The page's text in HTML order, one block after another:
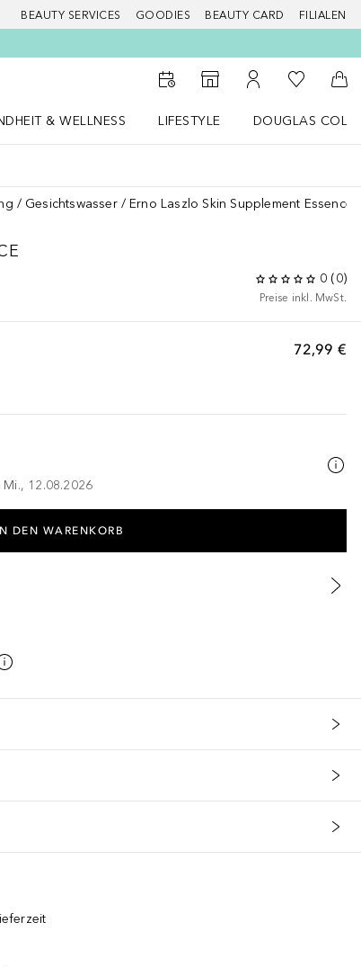
BEAUTY SERVICES GOODIES BEAUTY CARD FILIALEN
Zum Storefinder
Zu Meinem
Zu Meiner
& WELLNESS
LIFESTYLE
DOUGLAS
Gesichtswasser Erno Laszlo Skin Supplement Essence
0 (0)
Preise inkl. MwSt.
72,99 €
12.08.2026
DEN WARENKORB